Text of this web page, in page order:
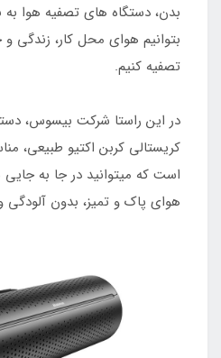
بدن، دستگاه های تصفیه هوا به
بتوانیم هوای محل کار، زندگی
تصفیه کنیم.
در این راستا شرکت بیسوس،
کریستالی کربن اکتیو طبیعی،
است که میتوانید در جا به
هوای پاک و تمیز، بدون